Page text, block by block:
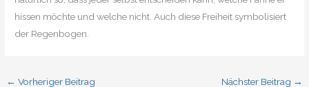
hissen möchte und welche nicht. Auch diese Freiheit symbolisiert
der Regenbogen.
← Vorheriger Beitrag Nächster Beitrag →